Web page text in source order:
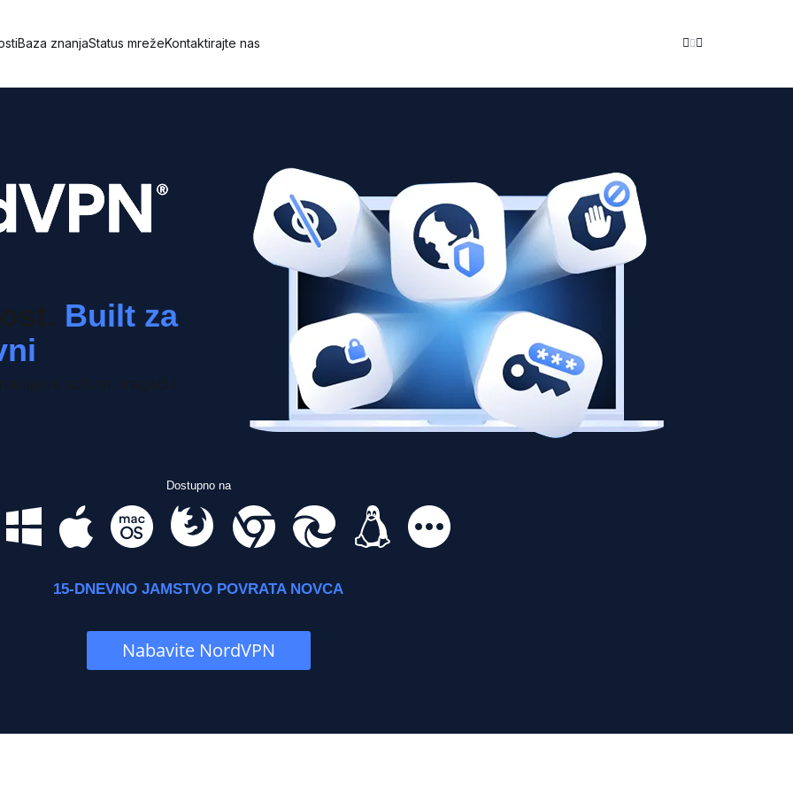
Baza znanjaStatus mrežeKontaktirajte nas
Built za
softver, tragači i
Dostupno na
15-DNEVNO JAMSTVO POVRATA NOVCA
Nabavite NordVPN